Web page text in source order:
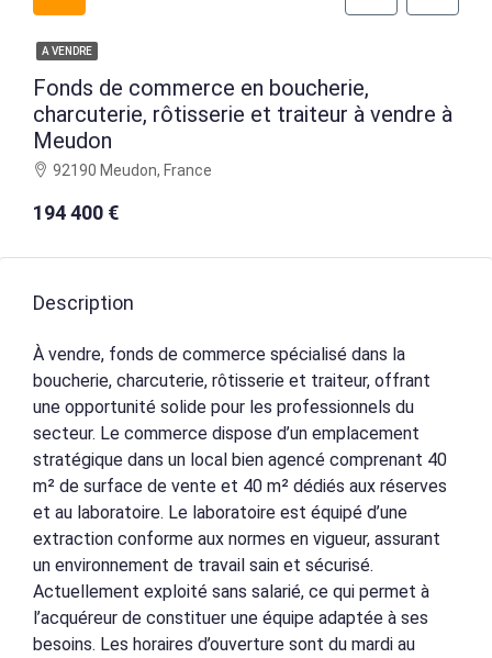
A VENDRE
Fonds de commerce en boucherie,
charcuterie, rôtisserie et traiteur à vendre à
Meudon
92190 Meudon, France
194 400 €
Description
À vendre, fonds de commerce spécialisé dans la
boucherie, charcuterie, rôtisserie et traiteur, offrant
une opportunité solide pour les professionnels du
secteur. Le commerce dispose d’un emplacement
stratégique dans un local bien agencé comprenant 40
m² de surface de vente et 40 m² dédiés aux réserves
et au laboratoire. Le laboratoire est équipé d’une
extraction conforme aux normes en vigueur, assurant
un environnement de travail sain et sécurisé.
Actuellement exploité sans salarié, ce qui permet à
l’acquéreur de constituer une équipe adaptée à ses
besoins. Les horaires d’ouverture sont du mardi au